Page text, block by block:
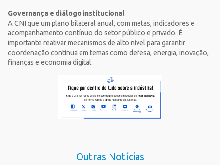
Governança e diálogo institucional
A CNI que um plano bilateral anual, com metas, indicadores e
acompanhamento contínuo do setor público e privado. É
importante reativar mecanismos de alto nível para garantir
coordenação contínua em temas como defesa, energia, inovação,
finanças e economia digital.
Outras Notícias